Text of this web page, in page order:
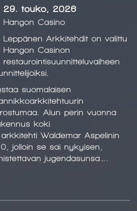
29. touko, 2026
Hangon Casino
Leppänen Arkkitehdit on valittu
Hangon Casinon
restaurointisuunnitteluvaiheen
suomalaisen
Alun perin vuonna
koki
Waldemar Aspelinin
jolloin se sai nykyisen,
jugendasunsa….